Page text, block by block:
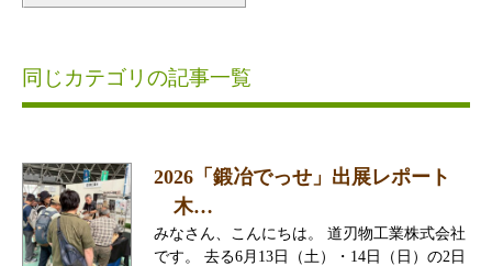
同じカテゴリの記事一覧
2026「鍛冶でっせ」出展レポート
木…
みなさん、こんにちは。 道刃物工業株式会社
です。 去る6月13日（土）・14日（日）の2日